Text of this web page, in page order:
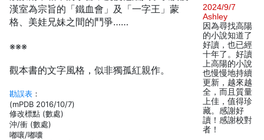
漢室為宗旨的「鐵血會」及「一字王」蒙
格、美娃兄妹之間的鬥爭……
※※※
觀本書的文字風格，似非獨孤紅親作。
勘誤表 ：
(mPDB 2016/10/7)
修改標點 (數處)
沖/衝 (數處)
嘟嚷/嘟囔
2024/9/7
Ashley
因為尋找高陽
的小說知道了
好讀，也已經
十年了。好讀
上高陽的小說
也慢慢地持續
更新，越來越
全，而且質量
上佳，值得珍
藏。感謝好
讀！感謝校對
者！